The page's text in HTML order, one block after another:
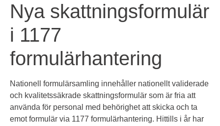
Nya skattningsformulär
i 1177
formulärhantering
Nationell formulärsamling innehåller nationellt validerade
och kvalitetssäkrade skattningsformulär som är fria att
använda för personal med behörighet att skicka och ta
emot formulär via 1177 formulärhantering. Hittills i år har